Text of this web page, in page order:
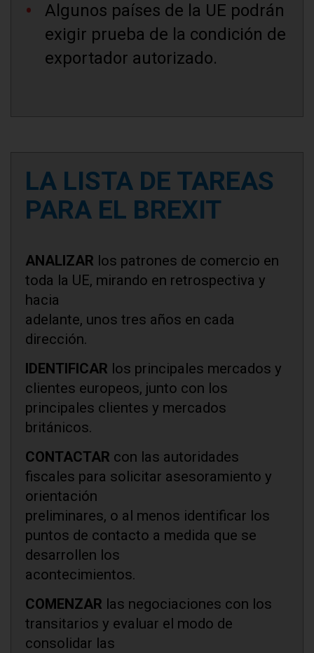
Algunos países de la UE podrán
exigir prueba de la condición de
exportador autorizado.
LA LISTA DE TAREAS
PARA EL BREXIT
ANALIZAR los patrones de comercio en
toda la UE, mirando en retrospectiva y
hacia
adelante, unos tres años en cada
dirección.
IDENTIFICAR los principales mercados y
clientes europeos, junto con los
principales clientes y mercados
británicos.
CONTACTAR con las autoridades
fiscales para solicitar asesoramiento y
orientación
preliminares, o al menos identificar los
puntos de contacto a medida que se
desarrollen los
acontecimientos.
COMENZAR las negociaciones con los
transitarios y evaluar el modo de
consolidar las